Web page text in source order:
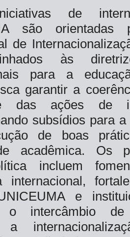
de
são
de
às
para a
garantir a
das ações de
subsídios para
de boas
acadêmica. Os
incluem
internacional,
e
o intercâmbio
a